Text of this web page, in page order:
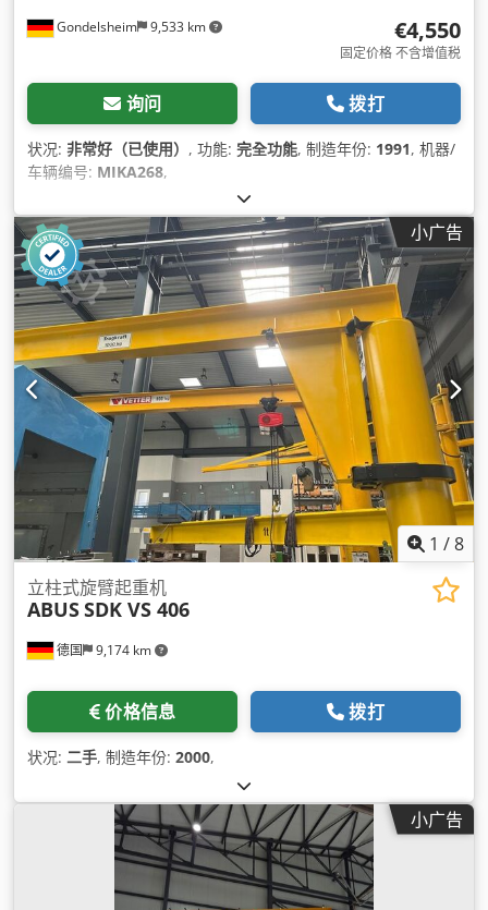
Gondelsheim 9,533 km €4,550
固定价格 不含增值税
询问 拨打
状况: 非常好（已使用） , 功能: 完全功能, 制造年份: 1991, 机器/
车辆编号: MIKA268,
小广告
1 /8
德国 9,174 km
立柱式旋臂起重机
ABUSSDK VS 406
价格信息 拨打
状况: 二手, 制造年份: 2000,
小广告